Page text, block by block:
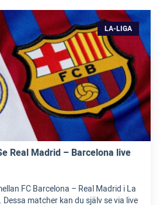
LA-LIGA
Real Madrid – Barcelona live
FC Barcelona – Real Madrid i La
matcher kan du själv se via live